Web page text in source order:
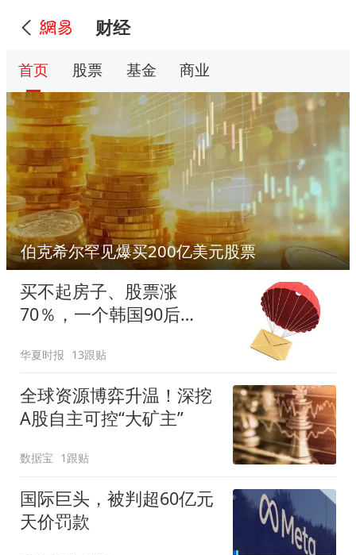
财经
首页 股票 基金 商业
伯克希尔罕见爆买200亿美元股票
买不起房子、股票涨
70％，一个韩国90后
华夏时报 13跟贴
全球资源博弈升温！深挖
A股自主可控“大矿主”
数据宝 1跟贴
国际巨头，被判超60亿元
天价罚款